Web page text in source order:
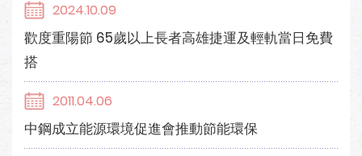
2024.10.09
歡度重陽節 65歲以上長者高雄捷運及輕軌當日免費
搭
2011.04.06
中鋼成立能源環境促進會推動節能環保